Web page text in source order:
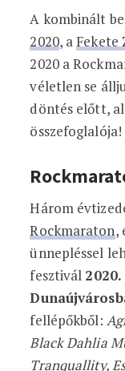
A kombinált
2020, a Fekete
2020 a
véletlen se
döntés előtt,
összefoglalója!
Három
Rockmaraton,
ünnepléssel
fesztivál
fellépőkből:
Black Dahlia
Tranquallity,